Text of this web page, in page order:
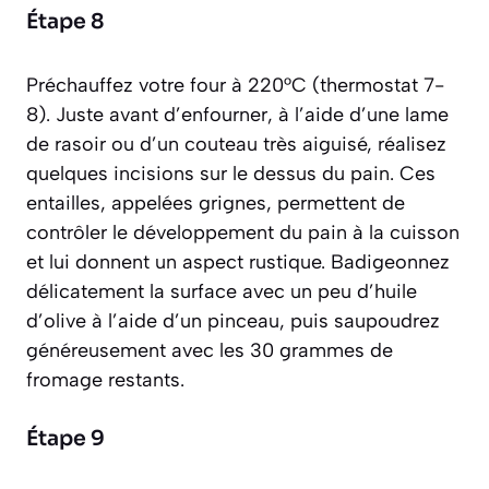
Étape 8
Préchauffez votre four à 220°C (thermostat 7-
8). Juste avant d’enfourner, à l’aide d’une lame
de rasoir ou d’un couteau très aiguisé, réalisez
quelques incisions sur le dessus du pain. Ces
entailles, appelées grignes, permettent de
contrôler le développement du pain à la cuisson
et lui donnent un aspect rustique. Badigeonnez
délicatement la surface avec un peu d’huile
d’olive à l’aide d’un pinceau, puis saupoudrez
généreusement avec les 30 grammes de
fromage restants.
Étape 9